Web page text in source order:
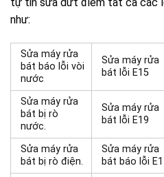
như:
Sửa máy rửa
bát báo lỗi vòi
nước
Sửa máy rửa
bát lỗi E15
Sửa máy rửa
bát bị rò
nước.
Sửa máy rửa
bát lỗi E19
Sửa máy rửa
bát bị rò điện.
Sửa máy rửa
bát báo lỗi E1